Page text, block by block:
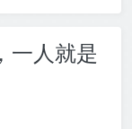
一人就是